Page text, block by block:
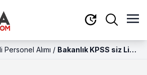
Alımı / Bakanlık KPSS siz Lise